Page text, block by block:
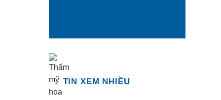
TIN XEM NHIỀU